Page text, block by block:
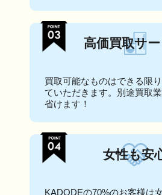
高価買取サ
買取可能なものはできる限
ていただきます。別途買取
省けます！
女性も安
KADODEの70%のお客様は